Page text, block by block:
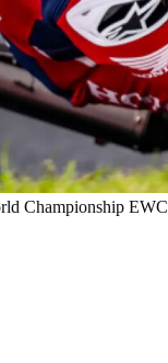
Championship EWC